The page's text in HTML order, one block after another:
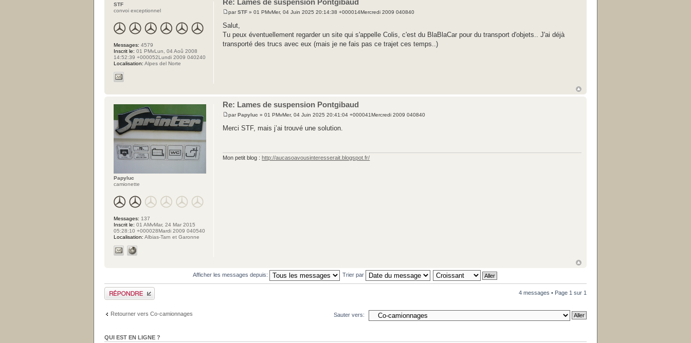
Re: Lames de suspension Pontgibaud
parSTF » 01 PMvMer, 04 Juin 2025 20:14:38 +000014Mercredi 2009 040840
Salut,
Tu peux éventuellement regarder un site qui s'appelle Colis, c'est du BlaBlaCar pour du transport d'objets.. J'ai déjà
transporté des trucs avec eux (mais je ne fais pas ce trajet ces temps..)
STF
convoi exceptionnel
Messages: 4579
Inscrit le: 01 PMvLun, 04 Aoû 2008
14:52:39 +000052Lundi 2009 040240
Localisation: Alpes del Norte
Re: Lames de suspension Pontgibaud
parPapyluc » 01 PMvMer, 04 Juin 2025 20:41:04 +000041Mercredi 2009 040840
Merci STF, mais j’ai trouvé une solution.
Mon petit blog :http://aucasoavousinteresserait.blogspot.fr/
Papyluc
camionette
Messages: 137
Inscrit le: 01 AMvMar, 24 Mar 2015
05:28:10 +000028Mardi 2009 040540
Localisation: Albias-Tarn et Garonne
Afficher les messages depuis: Trier par
Publier une réponse 4 messages • Page 1 sur 1
Retourner vers Co-camionnages Sauter vers:
QUI EST EN LIGNE ?